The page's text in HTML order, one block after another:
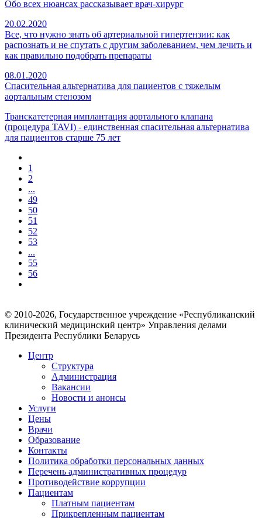
Обо всех нюансах рассказывает врач-хирург
20.02.2020
Все, что нужно знать об артериальной гипертензии: как
распознать и не спутать с другим заболеванием, чем лечить и
как правильно подобрать препараты
08.01.2020
Спасительная альтернатива для пациентов с тяжелым
аортальным стенозом
Транскатетерная имплантация аортального клапана
(процедура TAVI) - единственная спасительная альтернатива
для пациентов старше 75 лет
1
2
...
49
50
51
52
53
...
55
56
© 2010-2026, Государственное учреждение «Республиканский
клинический медицинский центр» Управления делами
Президента Республики Беларусь
Центр
Структура
Администрация
Вакансии
Новости и анонсы
Услуги
Цены
Врачи
Образование
Контакты
Политика обработки персональных данных
Перечень административных процедур
Противодействие коррупции
Пациентам
Платным пациентам
Прикрепленным пациентам